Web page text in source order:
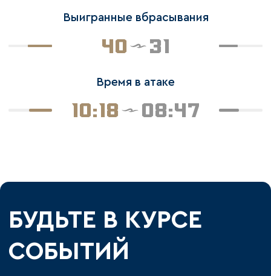
Выигранные вбрасывания
40 31
Время в атаке
10:18 08:47
БУДЬТЕ В КУРСЕ
СОБЫТИЙ